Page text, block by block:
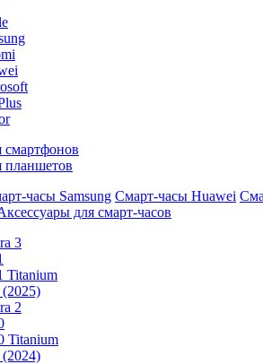
смартфонов
планшетов
часы Samsung Смарт-часы Huawei
для смарт-часов
3
Titanium
2
Titanium